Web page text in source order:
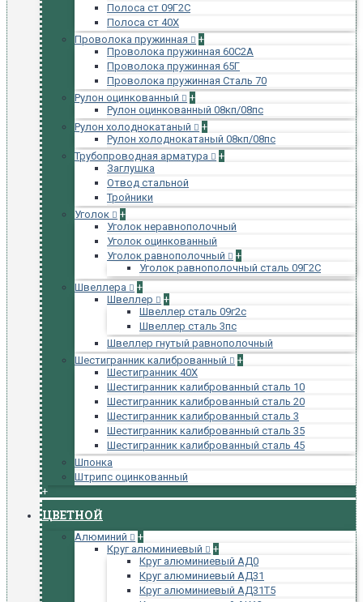
Полоса ст 09Г2С
Полоса ст 40Х
Проволока пружинная
+
Проволока пружинная 60С2А
Проволока пружинная 65Г
Проволока пружинная Сталь 70
Рулон оцинкованный
+
Рулон оцинкованный 08кп/08пс
Рулон холоднокатаный
+
Рулон холоднокатаный 08кп/08пс
Трубопроводная арматура
+
Заглушка
Отвод стальной
Тройники
Уголок
+
Уголок неравнополочный
Уголок оцинкованный
Уголок равнополочный
+
Уголок равнополочный сталь 09Г2С
Швеллера
+
Швеллер
+
Швеллер сталь 09г2с
Швеллер сталь 3пс
Швеллер гнутый равнополочный
Шестигранник калиброванный
+
Шестигранник 40Х
Шестигранник калиброванный сталь 10
Шестигранник калиброванный сталь 20
Шестигранник калиброванный сталь 3
Шестигранник калиброванный сталь 35
Шестигранник калиброванный сталь 45
Шпонка
Штрипс оцинкованный
+
ЦВЕТНОЙ
Алюминий
+
Круг алюминиевый
+
Круг алюминиевый АД0
Круг алюминиевый АД31
Круг алюминиевый АД31Т5